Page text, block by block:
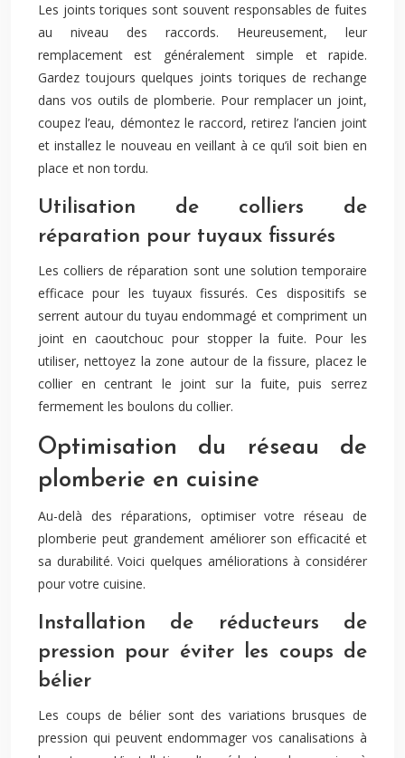
Les joints toriques sont souvent responsables de fuites
au niveau des raccords. Heureusement, leur
remplacement est généralement simple et rapide.
Gardez toujours quelques joints toriques de rechange
dans vos outils de plomberie. Pour remplacer un joint,
coupez l’eau, démontez le raccord, retirez l’ancien joint
et installez le nouveau en veillant à ce qu’il soit bien en
place et non tordu.
Utilisation de colliers de
réparation pour tuyaux fissurés
Les colliers de réparation sont une solution temporaire
efficace pour les tuyaux fissurés. Ces dispositifs se
serrent autour du tuyau endommagé et compriment un
joint en caoutchouc pour stopper la fuite. Pour les
utiliser, nettoyez la zone autour de la fissure, placez le
collier en centrant le joint sur la fuite, puis serrez
fermement les boulons du collier.
Optimisation du réseau de
plomberie en cuisine
Au-delà des réparations, optimiser votre réseau de
plomberie peut grandement améliorer son efficacité et
sa durabilité. Voici quelques améliorations à considérer
pour votre cuisine.
Installation de réducteurs de
pression pour éviter les coups de
bélier
Les coups de bélier sont des variations brusques de
pression qui peuvent endommager vos canalisations à